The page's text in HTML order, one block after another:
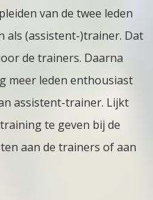
van de twee leden
als (assistent-)trainer. Dat
de trainers. Daarna
meer leden enthousiast
assistent-trainer. Lijkt
te geven bij de
aan de trainers of aan